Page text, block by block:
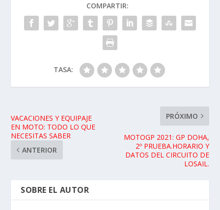
COMPARTIR:
TASA:
VACACIONES Y EQUIPAJE
EN MOTO: TODO LO QUE
NECESITAS SABER
ANTERIOR
PRÓXIMO
MOTOGP 2021: GP DOHA,
2º PRUEBA.HORARIO Y
DATOS DEL CIRCUITO DE
LOSAIL.
SOBRE EL AUTOR